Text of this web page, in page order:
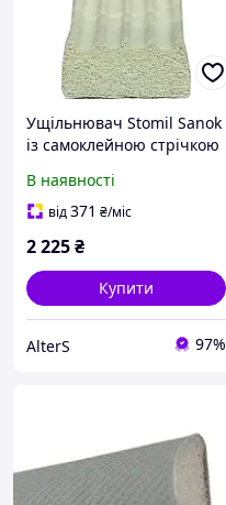
Ущільнювач Stomil Sanok
із самоклейною стрічкою
білий SD-67
В наявності
від371 ₴/міс
2 225₴
Купити
AlterS 97%